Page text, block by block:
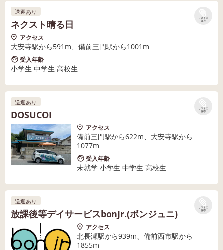
リストに
保存
送迎あり
ネクスト晴る日
アクセス
大安寺駅から591m、備前三門駅から1001m
受入年齢
小学生 中学生 高校生
リストに
保存
送迎あり
DOSUCOI
アクセス
備前三門駅から622m、大安寺駅から
1077m
受入年齢
未就学 小学生 中学生 高校生
リストに
保存
送迎あり
放課後等デイサービスbonJr.(ボンジュニ)
アクセス
北長瀬駅から939m、備前西市駅から
1855m